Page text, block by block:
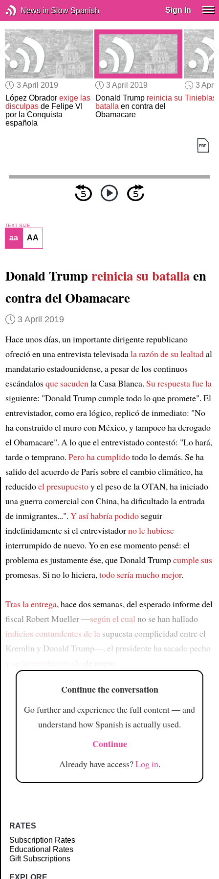
News in Slow Spanish Sign In
3 April 2019
López Obradorexige las
disculpas de Felipe VI
por la Conquista
española
3 April 2019
Donald Trump reinicia su
batallaen contra del
Obamacare
3
Tinieblas
Article
TEXT SIZE
aa AA
Donald Trump reinicia su batallaen
contra del Obamacare
3 April 2019
Hace unos días, un importante dirigente republicano
ofreció en una entrevista televisadala razón de su lealtadal
mandatario estadounidense, a pesar de los continuos
escándalosque sacudenla Casa Blanca. Su respuesta fue la
siguiente: "Donald Trump cumple todo lo que promete". El
entrevistador, como era lógico, replicó de inmediato: "No
ha construido el muro con México, y tampoco ha derogado
el Obamacare". A lo que el entrevistado contestó: "Lo hará,
tarde o temprano. Pero ha cumplidotodo lo demás. Se ha
salido del acuerdo de París sobre el cambio climático, ha
reducidoel presupuestoy el peso de la OTAN, ha iniciado
una guerra comercial con China, ha dificultado la entrada
de inmigrantes...". Y así habría podidoseguir
indefinidamente si el entrevistadorno le hubiese
interrumpido de nuevo. Yo en ese momento pensé: el
problema es justamente ése, que Donald Trumpcumple sus
promesas. Si no lo hiciera,todo sería mucho mejor.
Tras la entrega, hace dos semanas, del esperado informe del
fiscal Robert Mueller —según el cual no se han hallado
indicios contundentes de lasupuesta complicidad entre el
Kremlin y Donald Trump—, el presidente ha sacado pecho
Continue the conversation
Go further and experience the full content — and
understand how Spanish is actually used.
Continue
Already have access?Log in.
RATES
Subscription Rates
Educational Rates
Gift Subscriptions
EXPLORE